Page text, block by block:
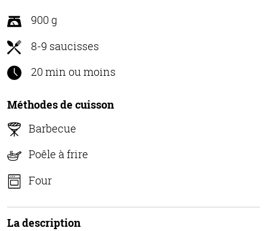
900 g
8-9 saucisses
20 min ou moins
Méthodes de cuisson
Barbecue
Poêle à frire
Four
La description